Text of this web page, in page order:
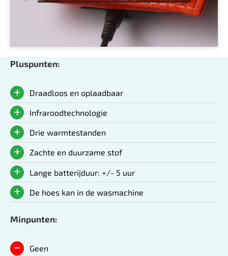
Pluspunten:
Draadloos en oplaadbaar
Infraroodtechnologie
Drie warmtestanden
Zachte en duurzame stof
Lange batterijduur: +/- 5 uur
De hoes kan in de wasmachine
Minpunten:
Geen